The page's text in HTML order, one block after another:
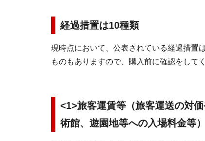
経過措置は10種類
現時点において、公表されている経過措置
ものもありますので、購入前に確認をして
<1>旅客運賃等（旅客運送の対
術館、遊園地等への入場料金等）